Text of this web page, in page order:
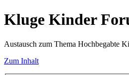
Kluge Kinder
Austausch zum Thema Hochbegabte
Zum Inhalt